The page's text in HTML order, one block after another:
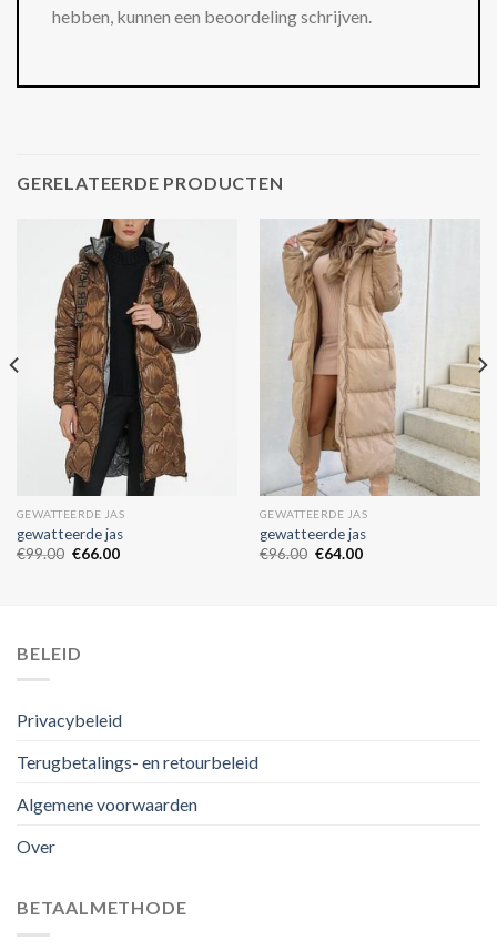
hebben, kunnen een beoordeling schrijven.
GERELATEERDE PRODUCTEN
GEWATTEERDE JAS
gewatteerde jas
€99.00 €66.00
GEWATTEERDE JAS
gewatteerde jas
€96.00 €64.00
BELEID
Privacybeleid
Terugbetalings- en retourbeleid
Algemene voorwaarden
Over
BETAALMETHODE